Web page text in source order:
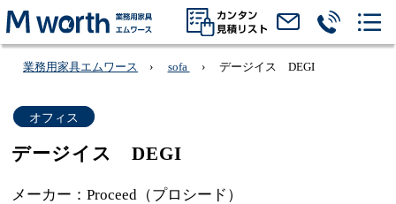
業務用家具エムワース sofa デージイス DEGI
オフィス
デージイス DEGI
メーカー：Proceed（プロシード）